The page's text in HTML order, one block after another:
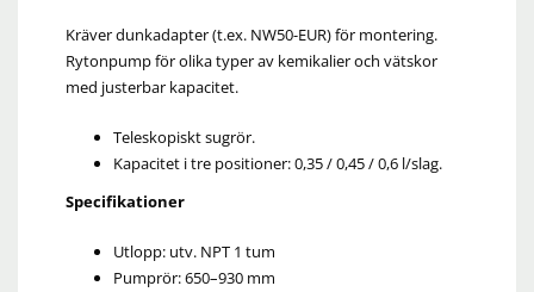
Kräver dunkadapter (t.ex. NW50-EUR) för montering.
Rytonpump för olika typer av kemikalier och vätskor
med justerbar kapacitet.
Teleskopiskt sugrör.
Kapacitet i tre positioner: 0,35 / 0,45 / 0,6 l/slag.
Specifikationer
Utlopp: utv. NPT 1 tum
Pumprör: 650–930 mm